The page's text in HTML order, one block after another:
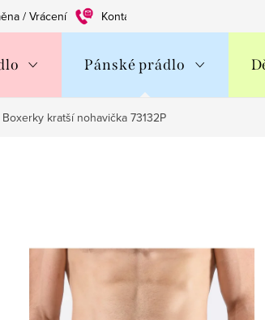
/ Vrácení Kontakty
Pánské prádlo
Boxerky kratší nohavička 73132P